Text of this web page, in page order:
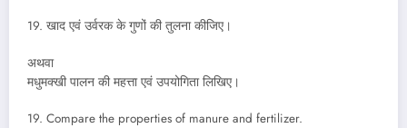
19. खाद एवं उर्वरक के गुणों की तुलना कीजिए।
अथवा
मधुमक्खी पालन की महत्ता एवं उपयोगिता लिखिए।
19. Compare the properties of manure and fertilizer.